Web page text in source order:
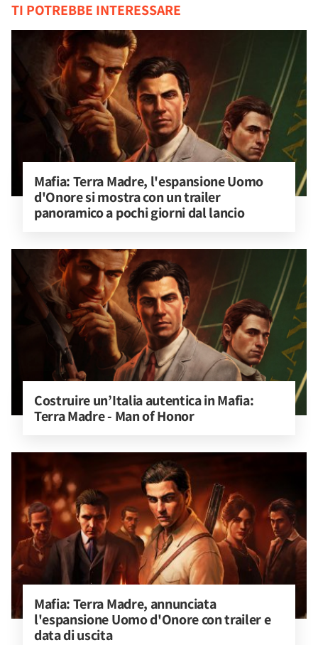
TI POTREBBE INTERESSARE
Mafia: Terra Madre, l'espansione Uomo
d'Onore si mostra con un trailer
panoramico a pochi giorni dal lancio
Costruire un’Italia autentica in Mafia:
Terra Madre - Man of Honor
Mafia: Terra Madre, annunciata
l'espansione Uomo d'Onore con trailer e
data di uscita